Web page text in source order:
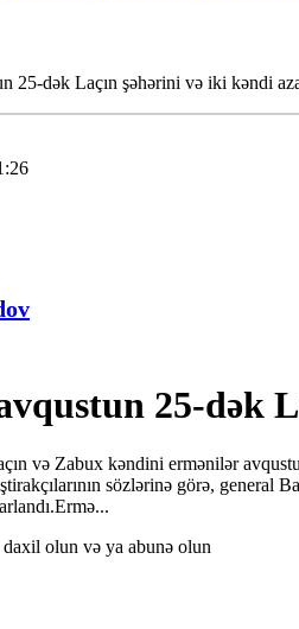
25-dək Laçın şəhərini və iki kəndi
25-dək
və Zabux kəndini ermənilər
sözlərinə görə, general
olun və ya abunə olun